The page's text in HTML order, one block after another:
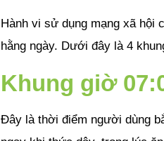
Hành vi sử dụng mạng xã hội
hằng ngày. Dưới đây là 4
Khung giờ
Đây là thời điểm người dùng